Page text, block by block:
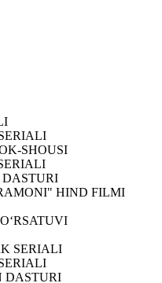
SHOUSI
HIND FILMI
SERIALI
DASTURI